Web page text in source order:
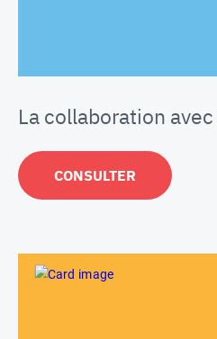
La collaboration avec
CONSULTER